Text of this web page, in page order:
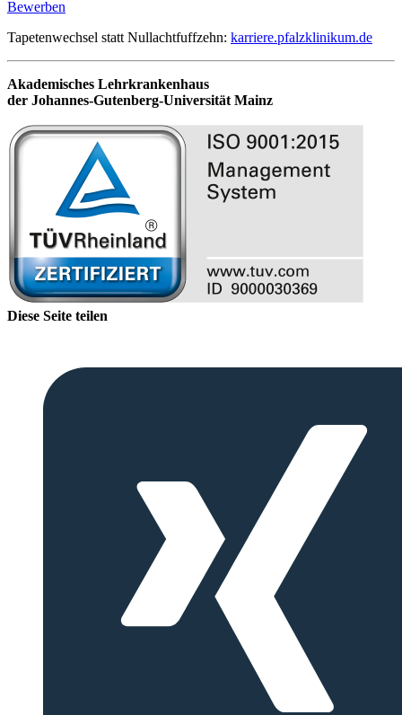
Bewerben
Tapetenwechsel statt Nullachtfuffzehn: karriere.pfalzklinikum.de
Akademisches Lehrkrankenhaus
der Johannes-Gutenberg-Universität Mainz
Diese Seite teilen